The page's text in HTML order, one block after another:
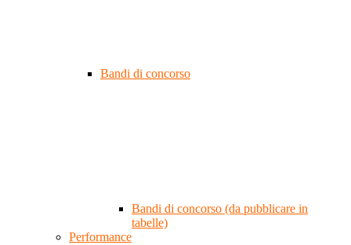
Bandi di concorso
Bandi di concorso (da pubblicare in
tabelle)
Performance